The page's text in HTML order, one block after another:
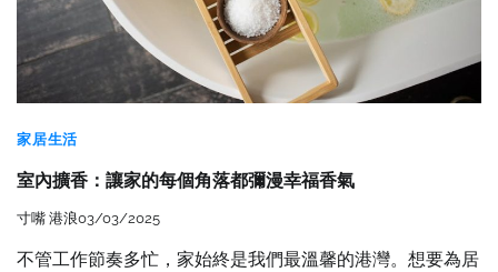
家居生活
室內擴香：讓家的每個角落都彌漫幸福香氣
寸嘴 港浪03/03/2025
不管工作節奏多忙，家始終是我們最溫馨的港灣。想要為居